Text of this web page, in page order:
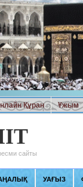
Құран Ұжым
сайты
УАҒЫЗ